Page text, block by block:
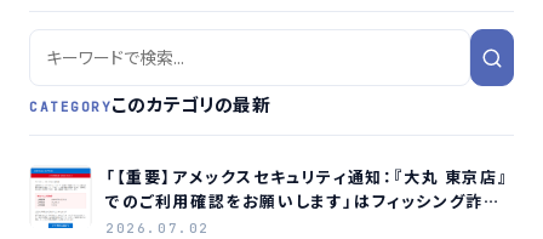
CATEGORYこのカテゴリの最新
「【重要】アメックスセキュリティ通知：『大丸 東京店』
でのご利用確認をお願いします」はフィッシング詐欺
メールです
2026.07.02